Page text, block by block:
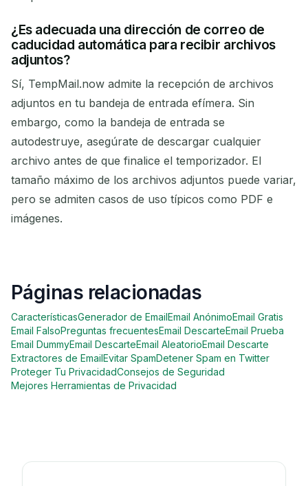
¿Es adecuada una dirección de correo de
caducidad automática para recibir archivos
adjuntos?
Sí, TempMail.now admite la recepción de archivos
adjuntos en tu bandeja de entrada efímera. Sin
embargo, como la bandeja de entrada se
autodestruye, asegúrate de descargar cualquier
archivo antes de que finalice el temporizador. El
tamaño máximo de los archivos adjuntos puede variar,
pero se admiten casos de uso típicos como PDF e
imágenes.
Páginas relacionadas
CaracterísticasGenerador de EmailEmail AnónimoEmail Gratis
Email FalsoPreguntas frecuentesEmail DescarteEmail Prueba
Email DummyEmail DescarteEmail AleatorioEmail Descarte
Extractores de EmailEvitar SpamDetener Spam en Twitter
Proteger Tu PrivacidadConsejos de Seguridad
Mejores Herramientas de Privacidad